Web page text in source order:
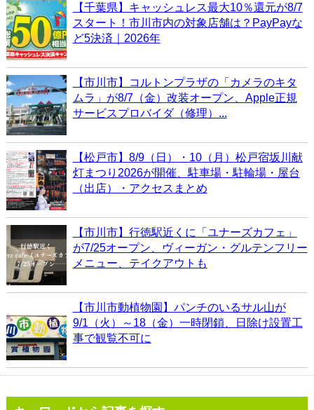
【千葉県】キャッシュレス最大10％還元が8/7
スタート！市川市内の対象店舗は？PayPayな
ど5決済｜2026年
【市川市】コルトンプラザの「カメラのキタ
ムラ」が8/7（金）改装オープン、Apple正規
サービスプロバイダ（修理）...
【松戸市】8/9（日）・10（月）松戸宿坂川献
灯まつり2026が開催、駐車場・駐輪場・屋台
（出店）・アクセスまとめ
【市川市】行徳駅近くに「ユナーズカフェ」
が7/25オープン、ヴィーガン・グルテンフリー
メニュー、テイクアウトも
【市川市動植物園】パンチのいるサル山が
9/1（火）～18（金）一時閉鎖、日除け設置工
事で観覧不可に